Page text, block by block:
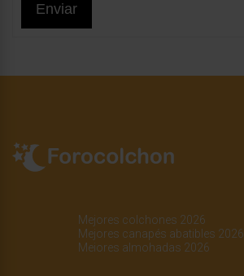
Enviar
Mejores colchones 2026
Mejores canapés abatibles 2026
Mejores almohadas 2026